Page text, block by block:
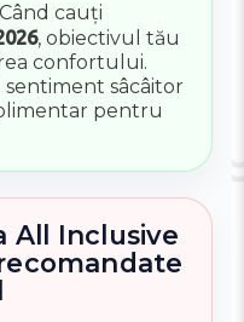
cauți
, obiectivul tău
confortului.
sentiment sâcâitor
pentru
All Inclusive